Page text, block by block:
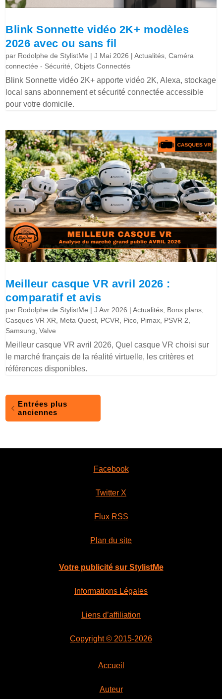
Blink Sonnette vidéo 2K+ modèles
2026 avec ou sans fil
par Rodolphe de StylistMe |J Mai 2026 |Actualités ,Caméra
connectée - Sécurité ,Objets Connectés
Blink Sonnette vidéo 2K+ apporte vidéo 2K, Alexa, stockage
local sans abonnement et sécurité connectée accessible
pour votre domicile.
Meilleur casque VR avril 2026 :
comparatif et avis
par Rodolphe de StylistMe |J Avr 2026 |Actualités Bons plans
Casques VR XR
Meta Quest PCVR Pico Pimax PSVR 2
Samsung ,Valve
Meilleur casque VR avril 2026, Quel casque VR choisi sur
le marché français de la réalité virtuelle, les critères et
références disponibles.
Entrées plus
anciennes
Facebook
Twitter X
Flux RSS
Plan du site
Votre publicité sur StylistMe
Informations Légales
Liens d’affiliation
Copyright © 2015-2026
Accueil
Auteur